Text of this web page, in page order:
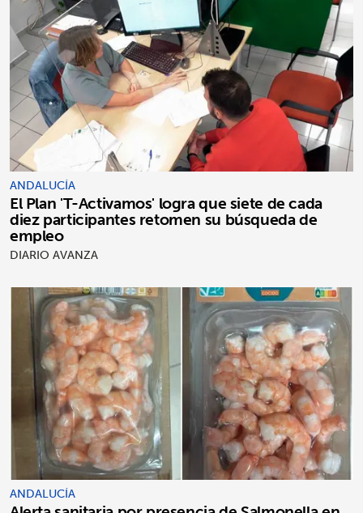
ANDALUCÍA
El Plan 'T-Activamos' logra que siete de cada
diez participantes retomen su búsqueda de
empleo
DIARIO AVANZA
ANDALUCÍA